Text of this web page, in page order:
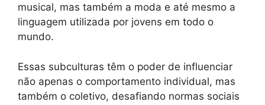
musical, mas também a moda e até mesmo a
linguagem utilizada por jovens em todo o
mundo.
Essas subculturas têm o poder de influenciar
não apenas o comportamento individual, mas
também o coletivo, desafiando normas sociais